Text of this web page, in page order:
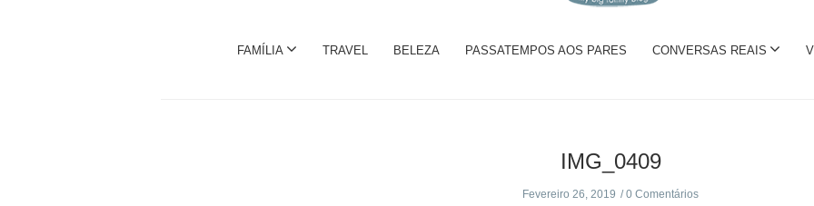
FAMÍLIA TRAVEL BELEZA PASSATEMPOS AOS PARES CONVERSAS REAIS
IMG_0409
Fevereiro 26, 2019 0 Comentários